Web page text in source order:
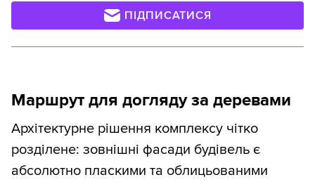
ПІДПИСАТИСЯ
Маршрут для догляду за деревами
Архітектурне рішення комплексу чітко
розділене: зовнішні фасади будівель є
абсолютно пласкими та облицьованими